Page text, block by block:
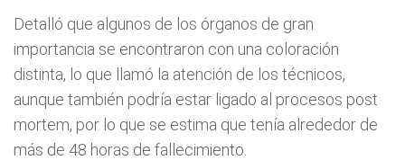
Detalló que algunos de los órganos de gran
importancia se encontraron con una coloración
distinta, lo que llamó la atención de los técnicos,
aunque también podría estar ligado al procesos post
mortem, por lo que se estima que tenía alrededor de
más de 48 horas de fallecimiento.